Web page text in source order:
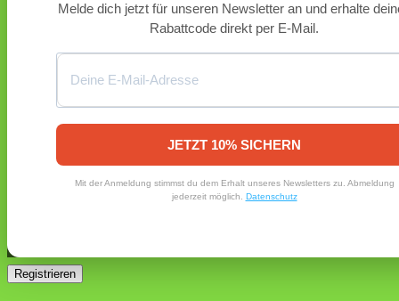
Melde dich jetzt für unseren Newsletter an und erhalte
Rabattcode direkt per E-Mail.
JETZT 10% SICHERN
Mit der Anmeldung stimmst du dem Erhalt unseres Newsletters zu. Abmeldung
jederzeit möglich. Datenschutz
Angemeldet bleiben Anmelden
Registrieren
Erforderlich
E-Mail-Adresse gesendet.
Registrieren